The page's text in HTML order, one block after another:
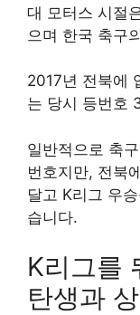
대 모터스 시절
으며 한국 축구
2017년 전북에
는 당시 등번호
일반적으로 축
번호지만, 전북
달고 K리그 우
습니다.
K리그를
탄생과